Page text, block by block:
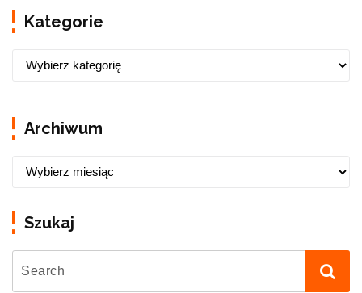
Kategorie
Archiwum
Szukaj